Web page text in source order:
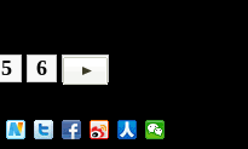
5 6